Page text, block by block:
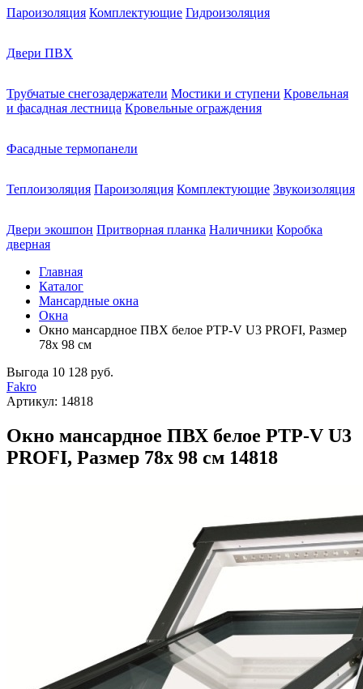
Пароизоляция Комплектующие Гидроизоляция
Двери ПВХ
Трубчатые снегозадержатели Мостики и ступени Кровельная
и фасадная лестница Кровельные ограждения
Фасадные термопанели
Теплоизоляция Пароизоляция Комплектующие Звукоизоляция
Двери экошпон Притворная планка Наличники Коробка
дверная
Главная
Каталог
Мансардные окна
Окна
Окно мансардное ПВХ белое PTP-V U3 PROFI, Размер
78х 98 см
Выгода 10 128 руб.
Fakro
Артикул: 14818
Окно мансардное ПВХ белое PTP-V U3
PROFI, Размер 78х 98 см 14818